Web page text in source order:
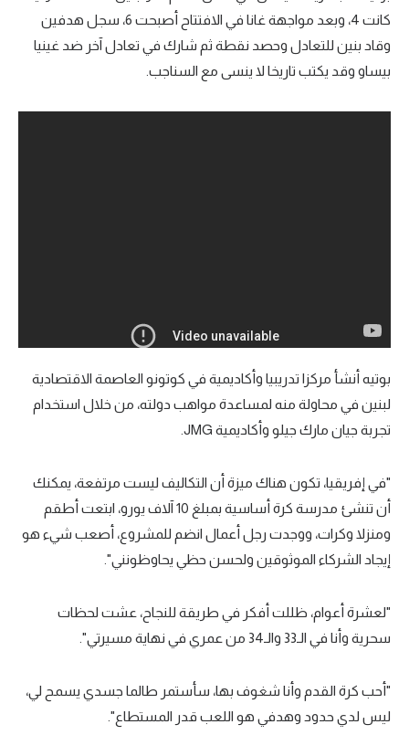
كانت 4، وبعد مواجهة غانا في الافتتاح أصبحت 6، سجل هدفين
وقاد بنين للتعادل وحصد نقطة ثم شارك في تعادل آخر ضد غينيا
بيساو وقد يكتب تاريخا لا ينسى مع السناجب.
بوتيه أنشأ مركزا تدريبيا وأكاديمية في كوتونو العاصمة الاقتصادية
لبنين في محاولة منه لمساعدة مواهب دولته، من خلال استخدام
تجربة جيان مارك جيلو وأكاديمية JMG.
"في إفريقيا، تكون هناك ميزة أن التكاليف ليست مرتفعة، يمكنك
أن تنشئ مدرسة كرة أساسية بمبلغ 10 آلاف يورو، ابتعت أطقم
ومنزلا وكرات، ووجدت رجل أعمال انضم للمشروع، أصعب شيء هو
إيجاد الشركاء الموثوقين ولحسن حظي يحاوظونني".
"لعشرة أعوام، ظللت أفكر في طريقة للنجاح، عشت لحظات
سحرية وأنا في الـ33 والـ34 من عمري في نهاية مسيرتي".
"أحب كرة القدم وأنا شغوف بها، سأستمر طالما جسدي يسمح لي،
ليس لدي حدود وهدفي هو اللعب قدر المستطاع".